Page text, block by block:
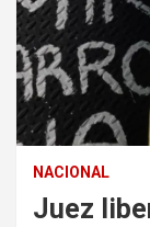
NACIONAL
Juez